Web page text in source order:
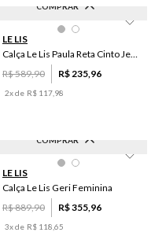
COMPRAR
44
LE LIS
Calça Le Lis Paula Reta Cinto Jeans Feminina
R$589,90 R$235,96
2x de R$ 117 98
COMPRAR
PP
LE LIS
Calça Le Lis Geri Feminina
R$889,90 R$355,96
3x de R$ 118 65